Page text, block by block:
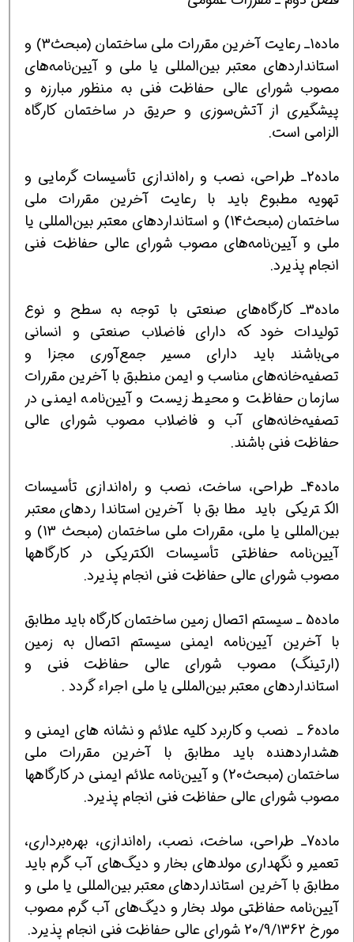
ماده1ـ رعایت آخرین مقررات ملی ساختمان (مبحث3) و
استانداردهای معتبر بین‌المللی یا ملی و آیین‌نامه‌های
مصوب شورای عالی حفاظت فنی به منظور مبارزه و
پیشگیری از آتش‌سوزی و حریق در ساختمان کارگاه
الزامی است.
ماده2ـ طراحی، نصب و راه‌اندازی تأسیسات گرمایی و
تهویه مطبوع باید با رعایت آخرین مقررات ملی
ساختمان (مبحث14) و استانداردهای معتبر بین‌المللی یا
ملی و آیین‌نامه‌های مصوب شورای عالی حفاظت فنی
انجام پذیرد.
ماده3ـ کارگاه‌های صنعتی با توجه به سطح و نوع
تولیدات خود که دارای فاضلاب صنعتی و انسانی
می‌باشند باید دارای مسیر جمع‌آوری مجزا و
تصفیه‌خانه‌های مناسب و ایمن منطبق با آخرین مقررات
سازمان حفاظت و محیط زیست و آیین‌نامه ایمنی در
تصفیه‌خانه‌های آب و فاضلاب مصوب شورای عالی
حفاظت فنی باشند.
ماده4ـ طراحی، ساخت، نصب و راه‌اندازی تأسیسات
الکتریکی باید مطابق با آخرین استانداردهای معتبر
بین‌المللی یا ملی، مقررات ملی ساختمان (مبحث 13) و
آیین‌نامه حفاظتی تأسیسات الکتریکی در کارگاهها
مصوب شورای عالی حفاظت فنی انجام پذیرد.
ماده5 ـ سیستم اتصال زمین ساختمان کارگاه باید مطابق
با آخرین آیین‌نامه ایمنی سیستم اتصال به زمین
(ارتینگ) مصوب شورای عالی حفاظت فنی و
استانداردهای معتبر بین‌المللی یا ملی اجراء گردد .
ماده6 ـ نصب و کاربرد کلیه علائم و نشانه های ایمنی و
هشداردهنده باید مطابق با آخرین مقررات ملی
ساختمان (مبحث20) و آیین‌نامه علائم ایمنی در کارگاهها
مصوب شورای عالی حفاظت فنی انجام پذیرد.
ماده7ـ طراحی، ساخت، نصب، راه‌اندازی، بهره‌برداری،
تعمیر و نگهداری مولدهای بخار و دیگ‌های آب گرم باید
مطابق با آخرین استانداردهای معتبر بین‌المللی یا ملی و
آیین‌نامه حفاظتی مولد بخار و دیگ‌های آب گرم مصوب
مورخ 20/9/1362 شورای عالی حفاظت فنی انجام پذیرد.